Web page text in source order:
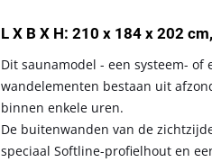
L X B X H: 210 x 184 x 202
Dit saunamodel - een systeem-
wandelementen bestaan uit
binnen enkele uren.
De buitenwanden van de
speciaal Softline-profielhout en